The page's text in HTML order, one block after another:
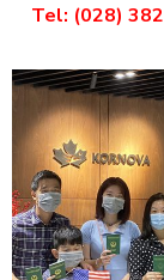
Tel: (028)